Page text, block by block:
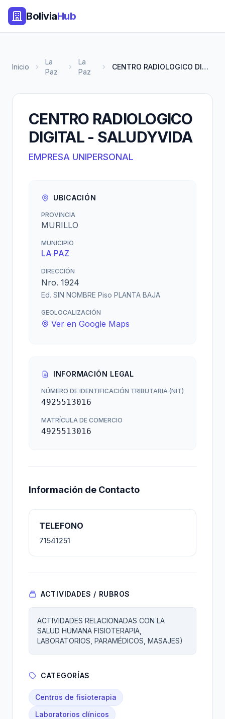
BoliviaHub
Inicio
La
Paz
La
Paz
CENTRO RADIOLOGICO DIGITAL - S...
CENTRO RADIOLOGICO
DIGITAL - SALUDYVIDA
EMPRESA UNIPERSONAL
UBICACIÓN
PROVINCIA
MURILLO
MUNICIPIO
LA PAZ
DIRECCIÓN
Nro. 1924
Ed. SIN NOMBRE Piso PLANTA BAJA
GEOLOCALIZACIÓN
Ver en Google Maps
INFORMACIÓN LEGAL
NÚMERO DE IDENTIFICACIÓN TRIBUTARIA (NIT)
4925513016
MATRÍCULA DE COMERCIO
4925513016
Información de Contacto
TELEFONO
71541251
ACTIVIDADES / RUBROS
ACTIVIDADES RELACIONADAS CON LA
SALUD HUMANA FISIOTERAPIA,
LABORATORIOS, PARAMÉDICOS, MASAJES)
CATEGORÍAS
Centros de fisioterapia
Laboratorios clínicos